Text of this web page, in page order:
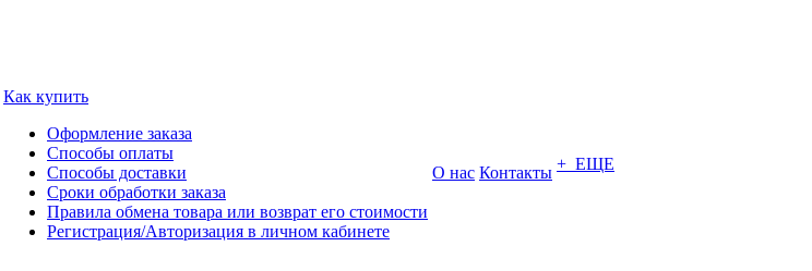
Как купить
Оформление заказа
Способы оплаты
Способы доставки
Сроки обработки заказа
Правила обмена товара или возврат его стоимости
Регистрация/Авторизация в личном кабинете
О нас Контакты + ЕЩЕ